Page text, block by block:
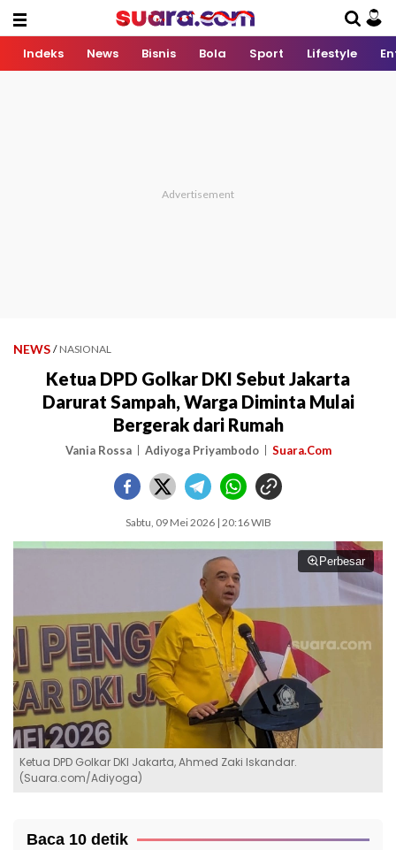
Indeks News Bisnis Bola Sport Lifestyle
NEWS / NASIONAL
Ketua DPD Golkar DKI Sebut Jakarta
Darurat Sampah, Warga Diminta Mulai
Bergerak dari Rumah
Vania Rossa Adiyoga Priyambodo Suara.Com
Sabtu, 09 Mei 2026 | 20:16 WIB
Perbesar
Ketua DPD Golkar DKI Jakarta, Ahmed Zaki Iskandar.
(Suara.com/Adiyoga)
Baca 10 detik